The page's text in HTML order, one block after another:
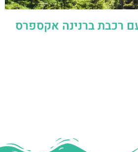
רכבת ברנינה אקספרס